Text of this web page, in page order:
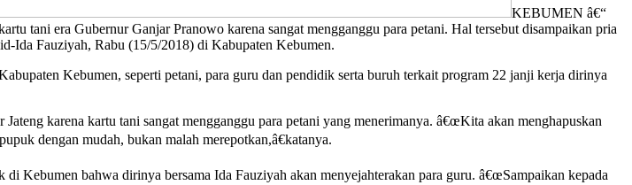
KEBUMEN â€“
tani era Gubernur Ganjar Pranowo karena sangat mengganggu para petani. Hal tersebut disampaikan pria
Ida Fauziyah, Rabu (15/5/2018) di Kabupaten Kebumen.
Kebumen, seperti petani, para guru dan pendidik serta buruh terkait program 22 janji kerja dirinya
karena kartu tani sangat mengganggu para petani yang menerimanya. â€œKita akan menghapuskan
dengan mudah, bukan malah merepotkan,â€katanya.
Kebumen bahwa dirinya bersama Ida Fauziyah akan menyejahterakan para guru. â€œSampaikan kepada